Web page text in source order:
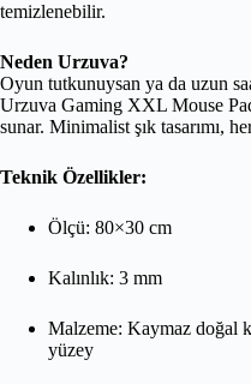
temizlenebilir.
Neden Urzuva?
Oyun tutkunuysan ya da uzun
Urzuva Gaming XXL Mouse
sunar. Minimalist şık tasarımı,
Teknik Özellikler:
Ölçü: 80×30 cm
Kalınlık: 3 mm
Malzeme: Kaymaz doğal
yüzey